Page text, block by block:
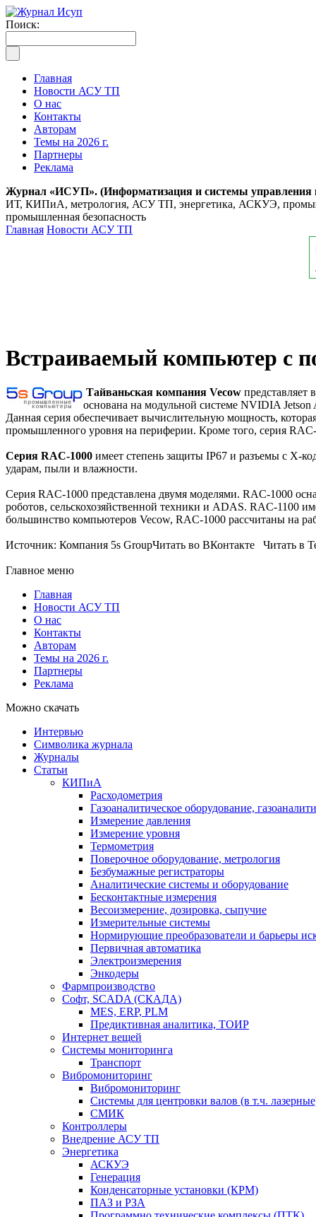
Поиск:
Главная
Новости АСУ ТП
О нас
Контакты
Авторам
Темы на 2026 г.
Партнеры
Реклама
Журнал «ИСУП». (Информатизация и системы
ИТ, КИПиА, метрология, АСУ ТП, энергетика, АСКУЭ,
промышленная безопасность
Главная Новости АСУ ТП
Встраиваемый компьютер с
Тайваньская компания Vecow представляет
основана на модульной системе NVIDIA
Данная серия обеспечивает вычислительную мощность,
промышленного уровня на периферии. Кроме того, серия
Серия RAC-1000 имеет степень защиты IP67 и разъемы с X-
ударам, пыли и влажности.
Серия RAC-1000 представлена ​​двумя моделями. RAC-1000
роботов, сельскохозяйственной техники и ADAS. RAC-1100
большинство компьютеров Vecow, RAC-1000 рассчитаны на
Источник: Компания 5s GroupЧитать во ВКонтакте Читать в
Главное меню
Главная
Новости АСУ ТП
О нас
Контакты
Авторам
Темы на 2026 г.
Партнеры
Реклама
Можно скачать
Интервью
Символика журнала
Журналы
Статьи
КИПиА
Расходометрия
Газоаналитическое оборудование,
Измерение давления
Измерение уровня
Термометрия
Поверочное оборудование, метрология
Безбумажные регистраторы
Аналитические системы и оборудование
Бесконтактные измерения
Весоизмерение, дозировка, сыпучие
Измерительные системы
Нормирующие преобразователи и барьеры
Первичная автоматика
Электроизмерения
Энкодеры
Фармпроизводство
Софт, SCADA (СКАДА)
MES, ERP, PLM
Предиктивная аналитика, ТОИР
Интернет вещей
Системы мониторинга
Транспорт
Вибромониторинг
Вибромониторинг
Системы для центровки валов (в т.ч.
СМИК
Контроллеры
Внедрение АСУ ТП
Энергетика
АСКУЭ
Генерация
Конденсаторные установки (КРМ)
ПАЗ и РЗА